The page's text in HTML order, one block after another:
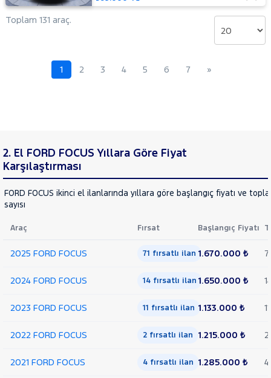
Mustang
Mach-E
RANGER
JOURNEY
TOURNEO
CUSTOM
TRANSIT
Foton
HYUNDAI
ISUZU
Jaecoo
JEEP
Toplam 131 araç.
1 2 3 4 5 6 7 »
2. El FORD FOCUS Yıllara Göre Fiyat
Karşılaştırması
FORD FOCUS ikinci el ilanlarında yıllara göre başlangıç fiyatı ve
sayısı
Araç Fırsat Başlangıç Fiyatı
2025 FORD FOCUS 71 fırsatlı ilan 1.670.000 ₺
2024 FORD FOCUS 14 fırsatlı ilan 1.650.000 ₺
2023 FORD FOCUS 11 fırsatlı ilan 1.133.000 ₺ 11
2022 FORD FOCUS 2 fırsatlı ilan 1.215.000 ₺ 2
2021 FORD FOCUS 4 fırsatlı ilan 1.285.000 ₺ 4